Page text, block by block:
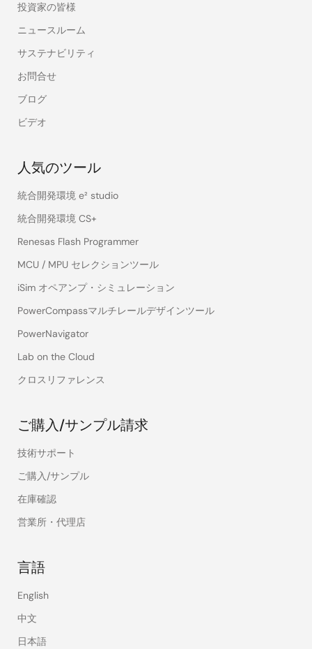
投資家の皆様
ニュースルーム
サステナビリティ
お問合せ
ブログ
ビデオ
人気のツール
統合開発環境 e² studio
統合開発環境 CS+
Renesas Flash Programmer
MCU / MPU セレクションツール
iSim オペアンプ・シミュレーション
PowerCompassマルチレールデザインツール
PowerNavigator
Lab on the Cloud
クロスリファレンス
ご購入/サンプル請求
技術サポート
ご購入/サンプル
在庫確認
営業所・代理店
言語
English
中文
日本語